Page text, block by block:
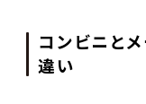
コンビニと
違い